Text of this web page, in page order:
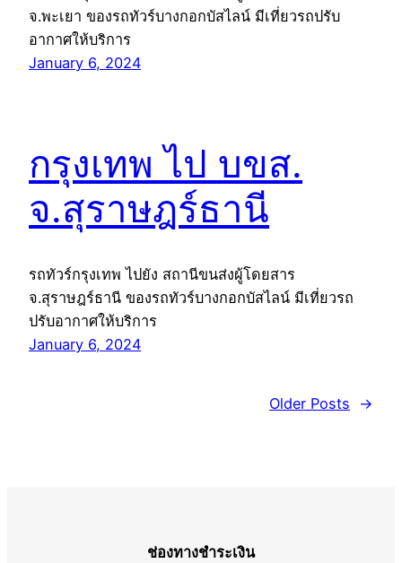
จ.พะเยา ของรถทัวร์บางกอกบัสไลน์ มีเที่ยวรถปรับ
อากาศให้บริการ
January 6, 2024
กรุงเทพ ไป บขส.
จ.สุราษฎร์ธานี
รถทัวร์กรุงเทพ ไปยัง สถานีขนส่งผู้โดยสาร
จ.สุราษฎร์ธานี ของรถทัวร์บางกอกบัสไลน์ มีเที่ยวรถ
ปรับอากาศให้บริการ
January 6, 2024
Older Posts →
ช่องทางชำระเงิน